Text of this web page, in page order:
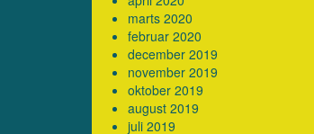
marts 2020
februar 2020
december 2019
november 2019
oktober 2019
august 2019
juli 2019